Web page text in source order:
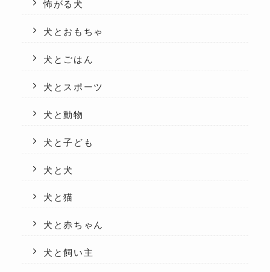
怖がる犬
犬とおもちゃ
犬とごはん
犬とスポーツ
犬と動物
犬と子ども
犬と犬
犬と猫
犬と赤ちゃん
犬と飼い主